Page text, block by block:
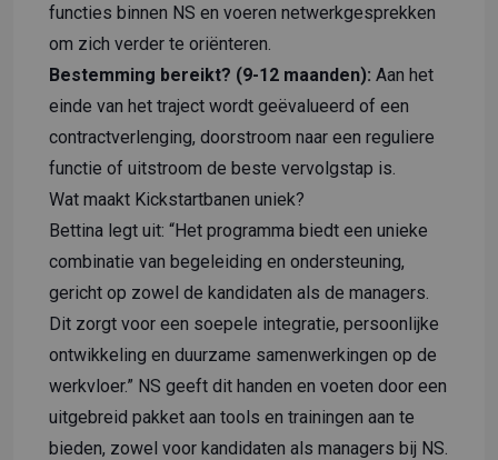
functies binnen NS en voeren netwerkgesprekken
om zich verder te oriënteren.
Bestemming bereikt? (9-12 maanden): Aan het
einde van het traject wordt geëvalueerd of een
contractverlenging, doorstroom naar een reguliere
functie of uitstroom de beste vervolgstap is.
Wat maakt Kickstartbanen uniek?
Bettina legt uit: “Het programma biedt een unieke
combinatie van begeleiding en ondersteuning,
gericht op zowel de kandidaten als de managers.
Dit zorgt voor een soepele integratie, persoonlijke
ontwikkeling en duurzame samenwerkingen op de
werkvloer.” NS geeft dit handen en voeten door een
uitgebreid pakket aan tools en trainingen aan te
bieden, zowel voor kandidaten als managers bij NS.